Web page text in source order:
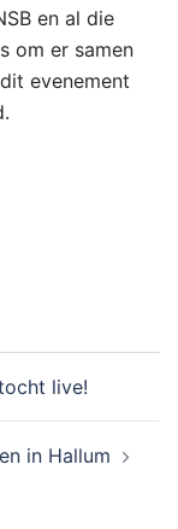
en al die
om er samen
evenement
live!
in Hallum